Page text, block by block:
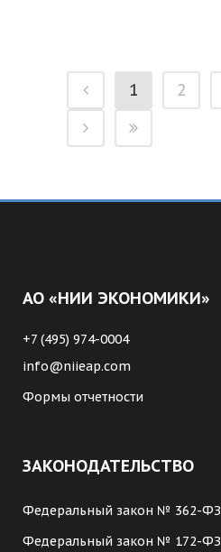
1 2
АО «НИИ ЭКОНОМИКИ»
+7 (495) 974-0004
info@niieap.com
Формы отчетности
ЗАКОНОДАТЕЛЬСТВО
Федеральный закон № 362-ФЗ
Федеральный закон № 172-ФЗ